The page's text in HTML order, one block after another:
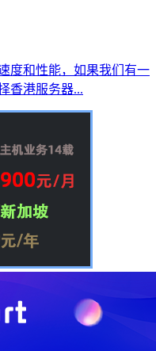
度和性能，如果我们有一
香港服务器...